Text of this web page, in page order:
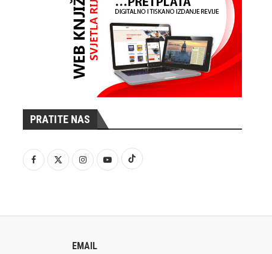
PRATITE NAS
EMAIL